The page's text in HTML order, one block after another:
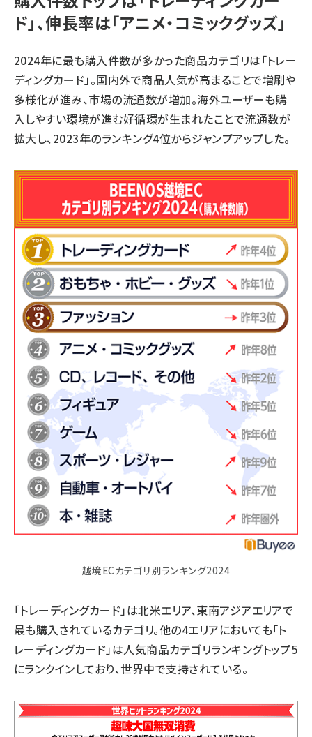
ド」、伸長率は「アニメ・コミックグッズ」
2024年に最も購入件数が多かった商品カテゴリは「トレー
ディングカード」。国内外で商品人気が高まることで増刷や
多様化が進み、市場の流通数が増加。海外ユーザーも購
入しやすい環境が進む好循環が生まれたことで流通数が
拡大し、2023年のランキング4位からジャンプアップした。
越境ECカテゴリ別ランキング2024
「トレーディングカード」は北米エリア、東南アジアエリアで
最も購入されているカテゴリ。他の4エリアにおいても「ト
レーディングカード」は人気商品カテゴリランキングトップ5
にランクインしており、世界中で支持されている。